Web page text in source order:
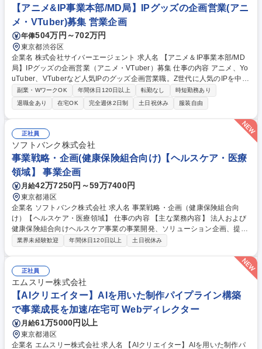
【アニメ&IP事業本部/MD局】IPグッズの企画営業(アニ
メ・VTuber)募集 営業企画
年俸504万円～702万円
東京都渋谷区
企業名 株式会社サイバーエージェント 求人名 【アニメ＆IP事業本部/MD
局】IPグッズの企画営業（アニメ・VTuber）募集 仕事の内容 アニメ、Yo
uTuber、VTuberなど人気IPのグッズ企画営業職。Z世代に人気のIPを中心
に、食玩、くじ、タイアップイベント、アパレルコラボまで、ファンのニ
ーズに応える商品の企画・開発をお任せします。 【具体的な業務】 IPを
活用した玩具菓子や雑貨をはじめとするグッズやイベントの開発・企画を
担当。 版元（IPホルダー）への営業やプロジェクトマネジメント、書き下
ろしイラストのディレクション、商品内容の決定、マーケティング、流通
戦略の立案、予算管理まで、幅広く裁量を持って推進していただきます。
募集職種 【アニメ＆IP事業本部/MD局】IPグッズの企画営業（アニメ・VT
uber）募集
副業・WワークOK 年間休日120日以上 転勤なし
時短勤務あり
退職金あり
在宅OK 完全週休2日制 土日祝休み 服装自由
正社員
ソフトバンク株式会社
事業戦略・企画(健康保険組合向け)【ヘルスケア・医療
領域】 事業企画
月給42万7250円～59万7400円
東京都港区
企業名 ソフトバンク株式会社 求人名 事業戦略・企画（健康保険組合向
け）【ヘルスケア・医療領域】 仕事の内容 【主な業務内容】 法人および
健康保険組合向けヘルスケア事業の事業開発、ソリューション企画、提案
および実装推進 ■健康保険組合や企業人事部門などにおける重症化予防、
ど、先端テクノロジーを活用した新規ソリューション企画 ■事業戦略、事
業計画および各種KPIの策定 ■RFP／公募案件対応（提案書作成、事業ス
キーム設計、プレゼンテーション、見積作成、質疑対応） 募集職種 事業
戦略・企画（健康保険組合向け）【ヘルスケア・医療領域】
業界未経験歓迎 年間休日120日以上 土日祝休み
正社員
エムスリー株式会社
【AIクリエイター】AIを用いた制作パイプライン構築
で事業成長を加速/在宅可 Webディレクター
月給61万5000円以上
東京都港区
企業名 エムスリー株式会社 求人名 【AIクリエイター】AIを用いた制作パ